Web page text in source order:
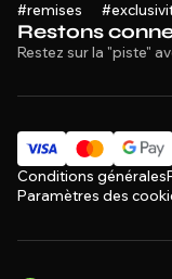
Restons
Restez sur la "piste"
#remises
Conditions générales
Paramètres des